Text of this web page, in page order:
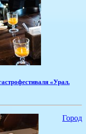
«Урал.
Город